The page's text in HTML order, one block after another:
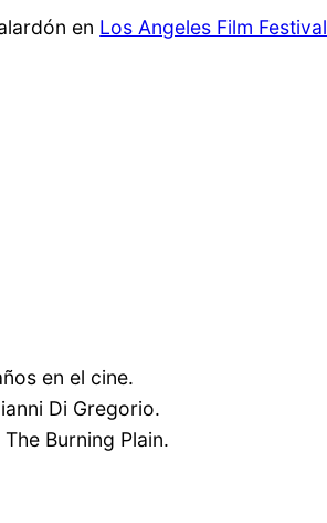
en Los Angeles Film Festival
en el cine.
Di Gregorio.
Burning Plain.